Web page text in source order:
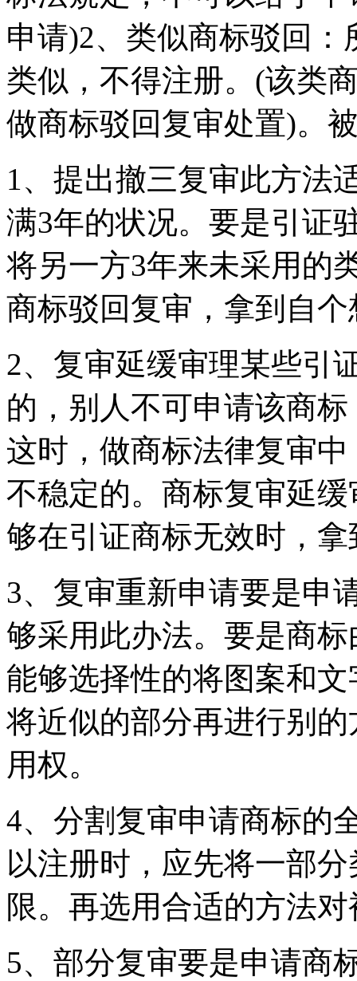
申请)2、类似商标驳回
类似，不得注册。(该类
做商标驳回复审处置)。
1、提出撤三复审此方法
满3年的状况。要是引证
将另一方3年来未采用的
商标驳回复审，拿到自
2、复审延缓审理某些引
的，别人不可申请该商
这时，做商标法律复审
不稳定的。商标复审延
够在引证商标无效时，
3、复审重新申请要是申
够采用此办法。要是商
能够选择性的将图案和
将近似的部分再进行别
用权。
4、分割复审申请商标的
以注册时，应先将一部
限。再选用合适的方法
5、部分复审要是申请商